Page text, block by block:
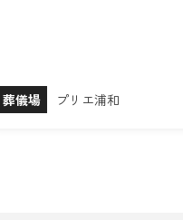
葬儀場 プリエ浦和